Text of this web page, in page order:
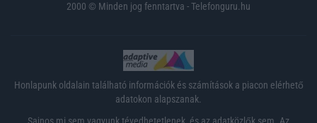
2000 © Minden jog fenntartva - Telefonguru.hu
Honlapunk oldalain található információk és számítások a piacon elérhető
adatokon alapszanak.
Sajnos mi sem vagyunk tévedhetetlenek, és az adatközlők sem. Az